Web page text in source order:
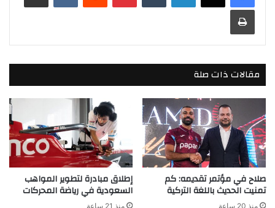
طباعة
مقالات ذات صلة
صلاح في مؤتمر تقديمه: كم
تمنيت الحديث باللغة التركية
منذ 20 ساعة
إطلاق مبادرة لتطوير المواهب
السعودية في رياضة المحركات
منذ 21 ساعة